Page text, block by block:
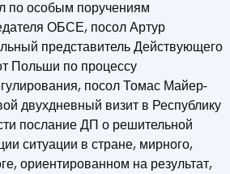
по особым поручениям
ОБСЕ, посол Артур
представитель Действующего
Польши по процессу
посол Томас Майер-
двухдневный визит в Республику
послание ДП о решительной
ситуации в стране, мирного,
ориентированном на результат,